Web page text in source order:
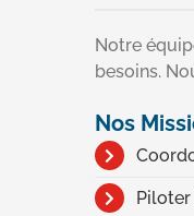
Notre
besoins.
Nos